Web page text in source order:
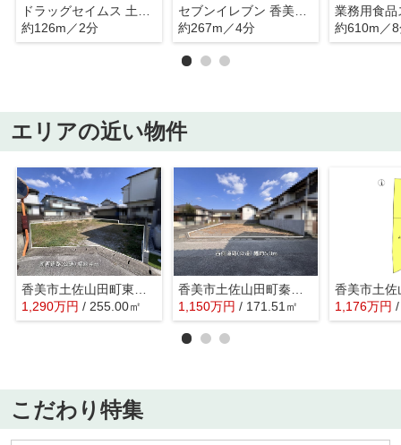
ドラッグセイムス 土佐山田北本町店
約126m／2分
セブンイレブン 香美八王子宮前店
約267m／4分
約610m／
エリアの近い物件
1,290万円 / 255.00㎡
1,150万円 / 171.51㎡ 1,176万円
こだわり特集